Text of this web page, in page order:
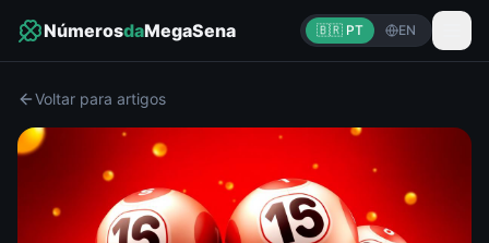
NúmerosdaMegaSena 🇧🇷 PT EN
Voltar para artigos